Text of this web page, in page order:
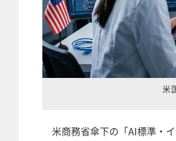
米
米商務省傘下の「AI標準・